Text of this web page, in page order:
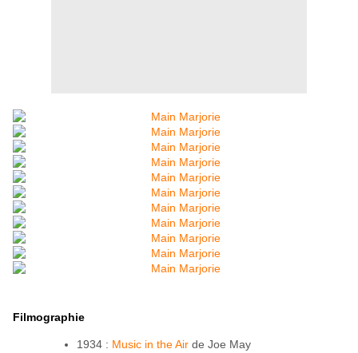
Filmographie
1934 : Music in the Air de Joe May